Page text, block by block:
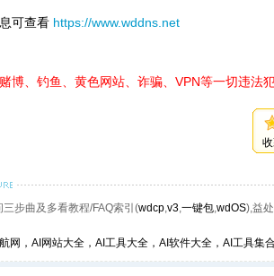
可查看 https://www.wddns.net
博、钓鱼、黄色网站、诈骗、VPN等一切违法
三步曲及多看教程/FAQ索引(wdcp,v3,一键包,wdOS),益
网，AI网站大全，AI工具大全，AI软件大全，AI工具集